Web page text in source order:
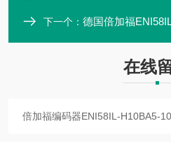
下一个： 德国倍加福
在线